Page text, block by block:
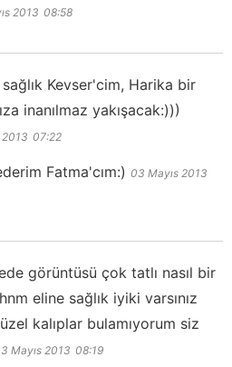
2013 08:58
Kevser'cim, Harika bir
inanılmaz yakışacak:)))
2013 07:22
Fatma'cım:) 03 Mayıs 2013
görüntüsü çok tatlı nasıl bir
eline sağlık iyiki varsınız
kalıplar bulamıyorum siz
Mayıs 2013 08:19